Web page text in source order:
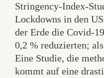
Stringency-Index-
Lockdowns in den
der Erde die Covid-
0,2 % reduzierten;
Eine Studie, die
kommt auf eine